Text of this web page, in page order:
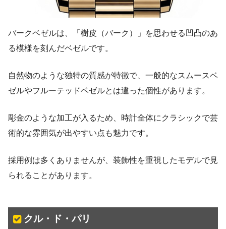
バークベゼルは、「樹皮（バーク）」を思わせる凹凸のあ
る模様を刻んだベゼルです。
自然物のような独特の質感が特徴で、一般的なスムースベ
ゼルやフルーテッドベゼルとは違った個性があります。
彫金のような加工が入るため、時計全体にクラシックで芸
術的な雰囲気が出やすい点も魅力です。
採用例は多くありませんが、装飾性を重視したモデルで見
られることがあります。
クル・ド・パリ